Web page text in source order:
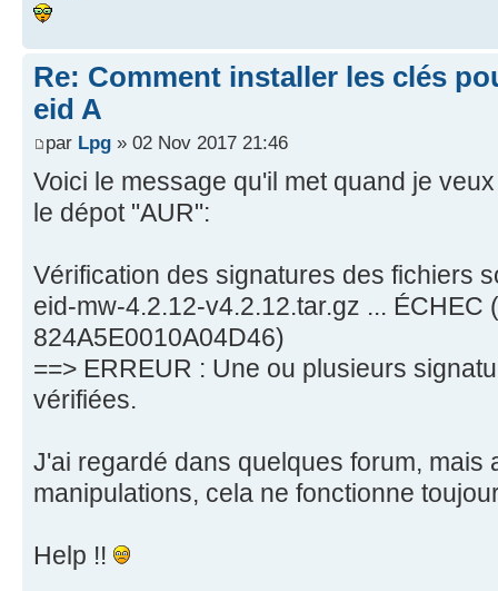
Re: Comment installer les clés
eid A
par Lpg » 02 Nov 2017 21:46
Voici le message qu'il met quand je
le dépot "AUR":
Vérification des signatures des fichiers
eid-mw-4.2.12-v4.2.12.tar.gz ... ÉCHEC
824A5E0010A04D46)
==> ERREUR : Une ou plusieurs
vérifiées.
J'ai regardé dans quelques forum, mais
manipulations, cela ne fonctionne
Help !!